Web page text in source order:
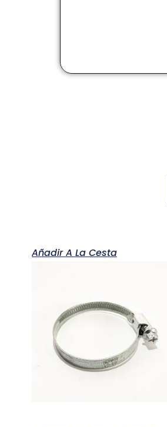
Añadir A La Cesta